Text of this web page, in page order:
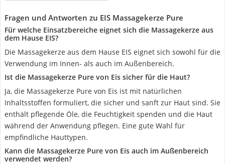
Fragen und Antworten zu EIS Massagekerze Pure
Für welche Einsatzbereiche eignet sich die Massagekerze aus
dem Hause EIS?
Die Massagekerze aus dem Hause EIS eignet sich sowohl für die
Verwendung im Innen- als auch im Außenbereich.
Ist die Massagekerze Pure von Eis sicher für die Haut?
Ja, die Massagekerze Pure von Eis ist mit natürlichen
Inhaltsstoffen formuliert, die sicher und sanft zur Haut sind. Sie
enthält pflegende Öle, die Feuchtigkeit spenden und die Haut
während der Anwendung pflegen. Eine gute Wahl für
empfindliche Hauttypen.
Kann die Massagekerze Pure von Eis auch im Außenbereich
verwendet werden?